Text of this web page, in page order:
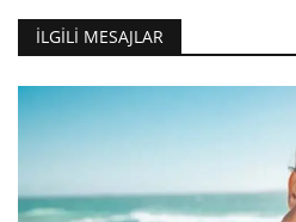
İLGILI MESAJLAR